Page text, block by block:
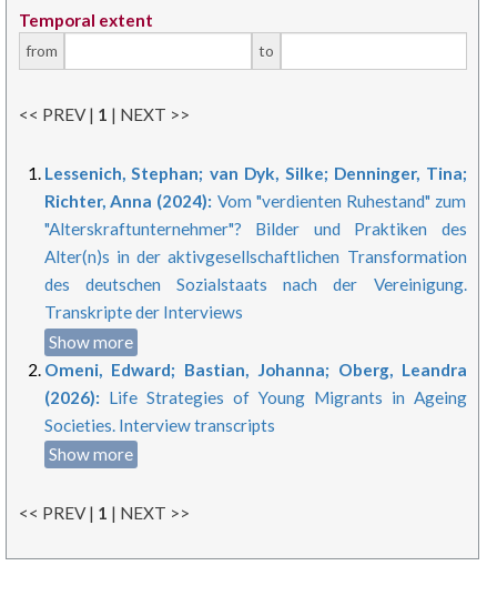
Temporal extent
from to
<< PREV | 1 | NEXT >>
Lessenich, Stephan; van Dyk, Silke; Denninger, Tina;
Richter, Anna (2024): Vom "verdienten Ruhestand" zum
"Alterskraftunternehmer"? Bilder und Praktiken des
Alter(n)s in der aktivgesellschaftlichen Transformation
des deutschen Sozialstaats nach der Vereinigung.
Transkripte der Interviews
Show more
Omeni, Edward; Bastian, Johanna; Oberg, Leandra
(2026): Life Strategies of Young Migrants in Ageing
Societies. Interview transcripts
Show more
<< PREV | 1 | NEXT >>